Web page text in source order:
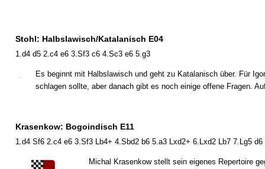
Stohl: Halbslawisch/Katalanisch E04
1.d4 d5 2.c4 e6 3.Sf3 c6 4.Sc3 e6 5.g3
Es beginnt mit Halbslawisch und geht zu Katalanisch über. Für
schlagen sollte, aber danach gibt es noch einige offene Fragen.
Krasenkow: Bogoindisch E11
1.d4 Sf6 2.c4 e6 3.Sf3 Lb4+ 4.Sbd2 b6 5.a3 Lxd2+ 6.Lxd2 Lb7 7.Lg5 d6
Michal Krasenkow stellt sein eigenes Repertoire